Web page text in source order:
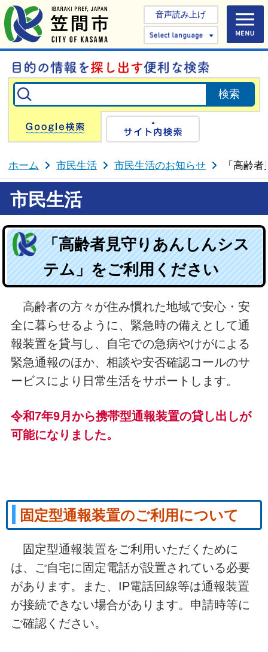
音声読み上げ
Select
Google検索
ホーム 市民生活 市民生活のお知らせ 「高齢
市民生活
「高齢者見守りあんしんシス
テム」をご利用ください
高齢者の方々が住み慣れた地域で安心・安
全に暮らせるように、緊急時の備えとして通
報装置を貸与し、 自宅での急病やけがによる
緊急通報のほか、相談や安否確認コールのサ
ービスにより日常生活をサポートします。
令和7年9月から携帯型通報装置の貸し出しが
可能になりました。
固定型通報装置のご利用について
固定型通報装置をご利用いただくために
は、ご自宅に固定電話が設置されている必要
があります。また、IP電話回線等は通報装置
が接続できない場合があります。申請時等に
ご確認ください。